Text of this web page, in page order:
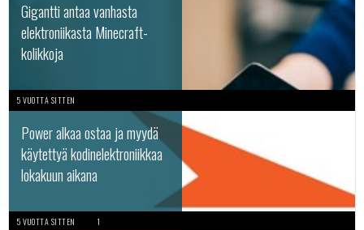
Gigantti antaa vanhasta
elektroniikasta Minecraft-
kolikkoja
5 VUOTTA SITTEN
Power alkaa ostaa ja myydä
käytettyä kodinelektroniikkaa
lokakuun aikana
5 VUOTTA SITTEN 1